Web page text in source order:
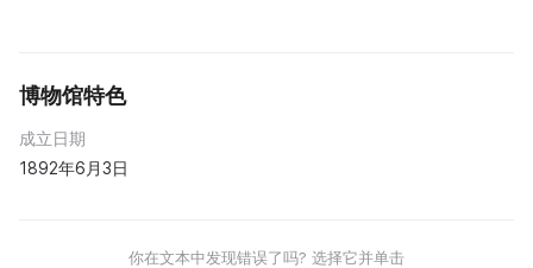
博物馆特色
成立日期
1892年6月3日
你在文本中发现错误了吗? 选择它并单击